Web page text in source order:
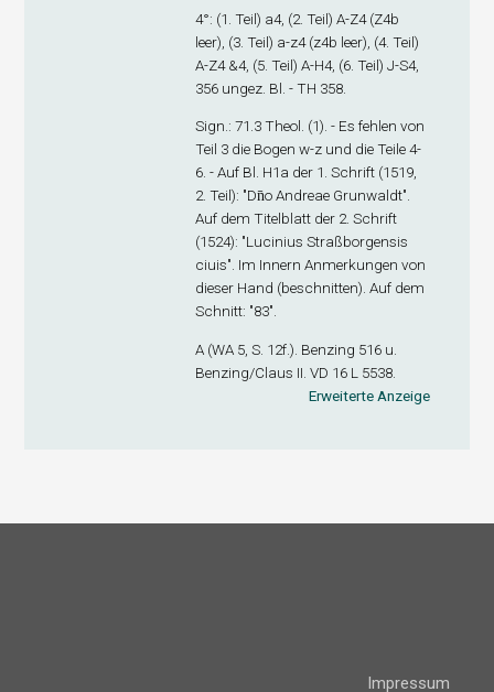
4°: (1. Teil) a4, (2. Teil) A-Z4(Z4b
leer), (3. Teil) a-z4(z4b leer), (4. Teil)
A-Z4&4, (5. Teil) A-H4, (6. Teil) J-S4,
356 ungez. Bl. - TH 358.
Sign.: 71.3 Theol. (1). - Es fehlen von
Teil 3 die Bogen w-z und die Teile 4-
6. - Auf Bl. H1a der 1. Schrift (1519,
2. Teil): "Dn̄o Andreae Grunwaldt".
Auf dem Titelblatt der 2. Schrift
(1524): "Lucinius Straßborgensis
ciuis". Im Innern Anmerkungen von
dieser Hand (beschnitten). Auf dem
Schnitt: "83".
A (WA 5, S. 12f.). Benzing 516 u.
Benzing/Claus II. VD 16 L 5538.
Erweiterte Anzeige
Impressum